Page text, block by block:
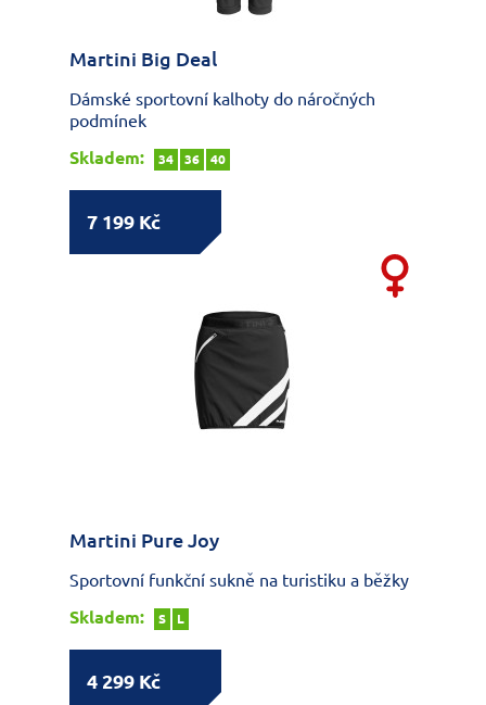
Martini Big Deal
Dámské sportovní kalhoty do náročných
podmínek
Skladem:
34 36 40
7 199 Kč
Martini Pure Joy
Sportovní funkční sukně na turistiku a běžky
Skladem:
S L
4 299 Kč